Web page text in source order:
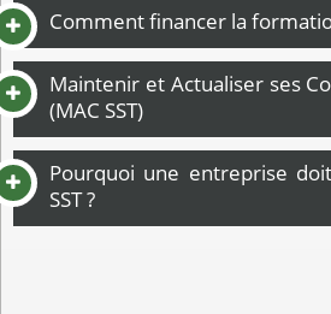
Comment financer la
Maintenir et Actualiser ses
(MAC SST)
Pourquoi une entreprise
SST ?